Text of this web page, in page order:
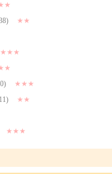
★★
★★★
★★★
★★
★★★